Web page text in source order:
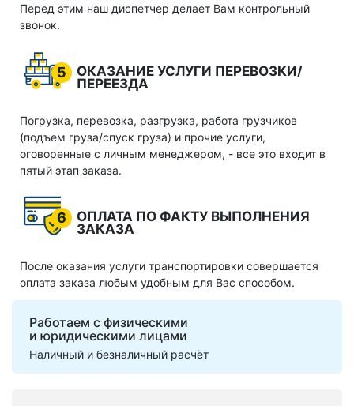
Перед этим наш диспетчер делает Вам контрольный
звонок.
5
ОКАЗАНИЕ УСЛУГИ ПЕРЕВОЗКИ/
ПЕРЕЕЗДА
Погрузка, перевозка, разгрузка, работа грузчиков
(подъем груза/спуск груза) и прочие услуги,
оговоренные с личным менеджером, - все это входит в
пятый этап заказа.
6
ОПЛАТА ПО ФАКТУ ВЫПОЛНЕНИЯ
ЗАКАЗА
После оказания услуги транспортировки совершается
оплата заказа любым удобным для Вас способом.
Работаем с физическими
и юридическими лицами
Наличный и безналичный расчёт